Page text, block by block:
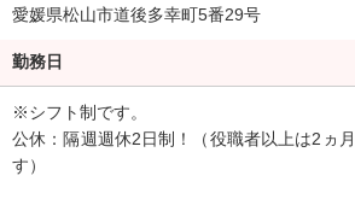
□マネージャー：入社後最短4年半で昇格可能
520,000+賞与(歩合)最高550,000円
□GM：
600,000円+賞与(歩合)最高500,000円
愛媛県松山市道後多幸町5番29号
勤務日
※シフト制です。
公休：隔週週休2日制！（役職者以上は2ヵ
す）